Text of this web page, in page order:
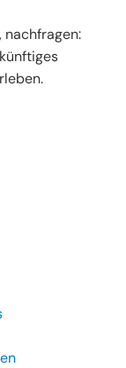
nachfragen: